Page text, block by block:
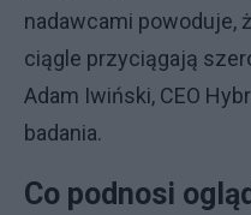
nadawcami powoduje,
ciągle przyciągają
Adam Iwiński, CEO
badania.
Co podnosi